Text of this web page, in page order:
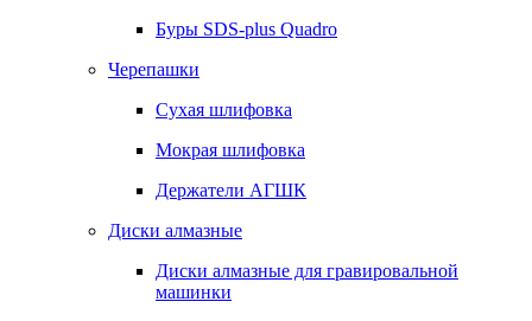
Буры SDS-plus Quadro
Черепашки
Сухая шлифовка
Мокрая шлифовка
Держатели АГШК
Диски алмазные
Диски алмазные для гравировальной
машинки